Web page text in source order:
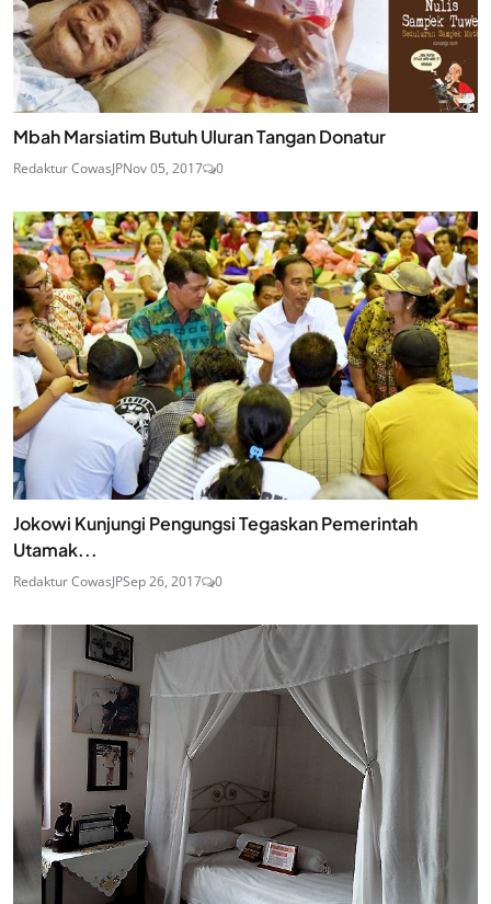
Mbah Marsiatim Butuh Uluran Tangan Donatur
Redaktur CowasJPNov 05, 2017 0
Jokowi Kunjungi Pengungsi Tegaskan Pemerintah
Utamak...
Redaktur CowasJPSep 26, 2017 0